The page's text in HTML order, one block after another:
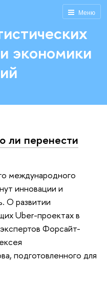
Меню
экономики
ли перенести
международного
инновации и
О развитии
Uber-проектах в
Форсайт-
подготовленного для